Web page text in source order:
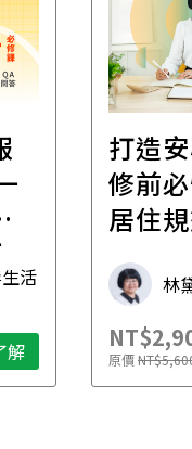
活
解
打造
修前
居住
林
原價